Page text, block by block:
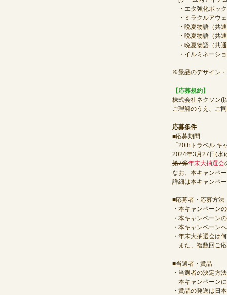
・エタ強化ボッ
・ミラクルアウ
・晩夏物語（共
・晩夏物語（共
・晩夏物語（共
・イルミネーシ
※景品のデザイン
【応募規約】
株式会社ネクソン(
ご理解のうえ、ご
応募条件
■応募期間
「20thトラベル
2024年3月27日(水)
第7弾年末大抽選会
なお、本キャンペ
詳細は本キャンペ
■応募者・応募方法
・本キャンペーン
・本キャンペーン
・本キャンペーン
・年末大抽選会は
また、複数回ご
■当選者・賞品
・当選者の決定方
本キャンペーン
・賞品の発送は日